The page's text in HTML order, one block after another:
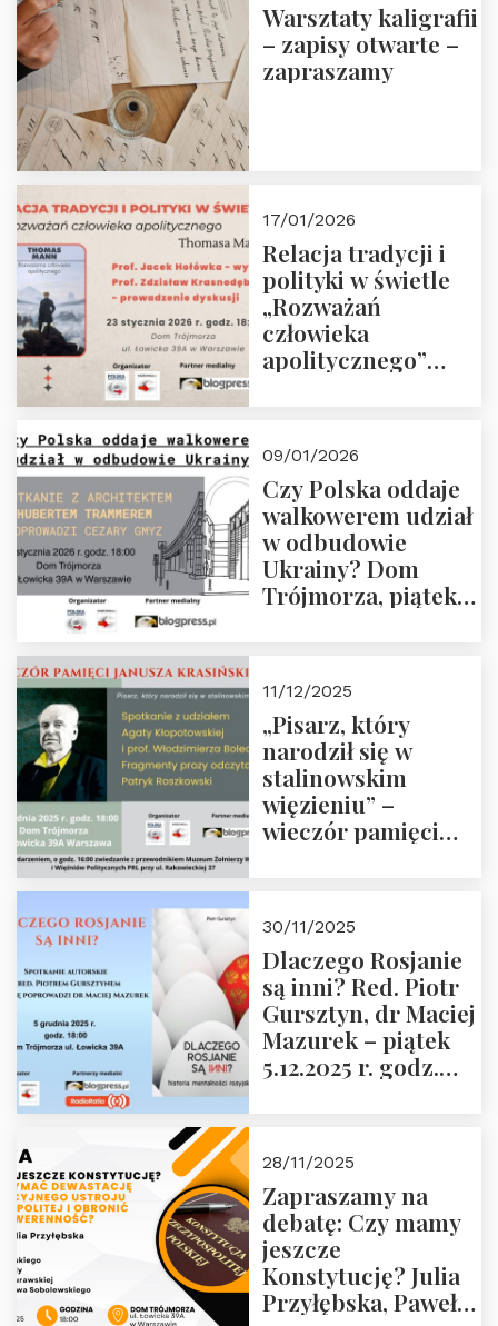
Warsztaty kaligrafii
– zapisy otwarte –
zapraszamy
17/01/2026
Relacja tradycji i
polityki w świetle
„Rozważań
człowieka
apolitycznego”
godz. 18:00.
Zapraszamy!
09/01/2026
Czy Polska oddaje
walkowerem udział
w odbudowie
Ukrainy? Dom
Trójmorza, piątek
11/12/2025
„Pisarz, który
narodził się w
stalinowskim
więzieniu” –
wieczór pamięci
zwiedzanie
Muzeum Żołnierzy
Wyklętych i
Więźniów
Politycznych PRL o
godz. 16:00 – 19
30/11/2025
Dlaczego Rosjanie
są inni? Red. Piotr
Gursztyn, dr Maciej
Mazurek – piątek
5.12.2025 r. godz.
28/11/2025
Zapraszamy na
debatę: Czy mamy
jeszcze
Konstytucję? Julia
Przyłębska, Paweł